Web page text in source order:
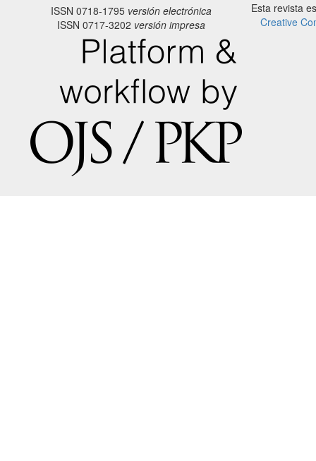
ISSN 0718-1795versión electrónica
ISSN 0717-3202 versión impresa
Esta revista
Creative